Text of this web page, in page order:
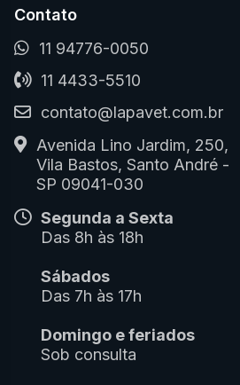
Contato
11 94776-0050
11 4433-5510
contato@lapavet.com.br
Avenida Lino Jardim, 250,
Vila Bastos, Santo André -
SP 09041-030
Segunda a Sexta
Das 8h às 18h
Sábados
Das 7h às 17h
Domingo e feriados
Sob consulta